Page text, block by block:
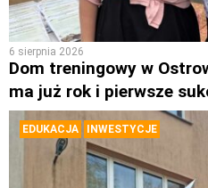
6 sierpnia 2026
Dom treningowy w
ma już rok i pierwsze
EDUKACJA INWESTYCJE